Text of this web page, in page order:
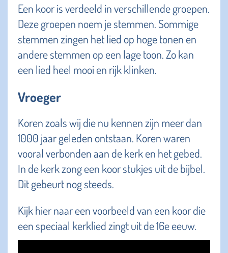
Een koor is verdeeld in verschillende groepen.
Deze groepen noem je stemmen. Sommige
stemmen zingen het lied op hoge tonen en
andere stemmen op een lage toon. Zo kan
een lied heel mooi en rijk klinken.
Vroeger
Koren zoals wij die nu kennen zijn meer dan
1000 jaar geleden ontstaan. Koren waren
vooral verbonden aan de kerk en het gebed.
In de kerk zong een koor stukjes uit de bijbel.
Dit gebeurt nog steeds.
Kijk hier naar een voorbeeld van een koor die
een speciaal kerklied zingt uit de 16e eeuw.